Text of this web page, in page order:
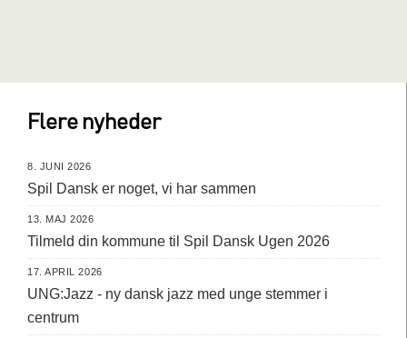
Flere nyheder
8. JUNI 2026
Spil Dansk er noget, vi har sammen
13. MAJ 2026
Tilmeld din kommune til Spil Dansk Ugen 2026
17. APRIL 2026
UNG:Jazz - ny dansk jazz med unge stemmer i
centrum